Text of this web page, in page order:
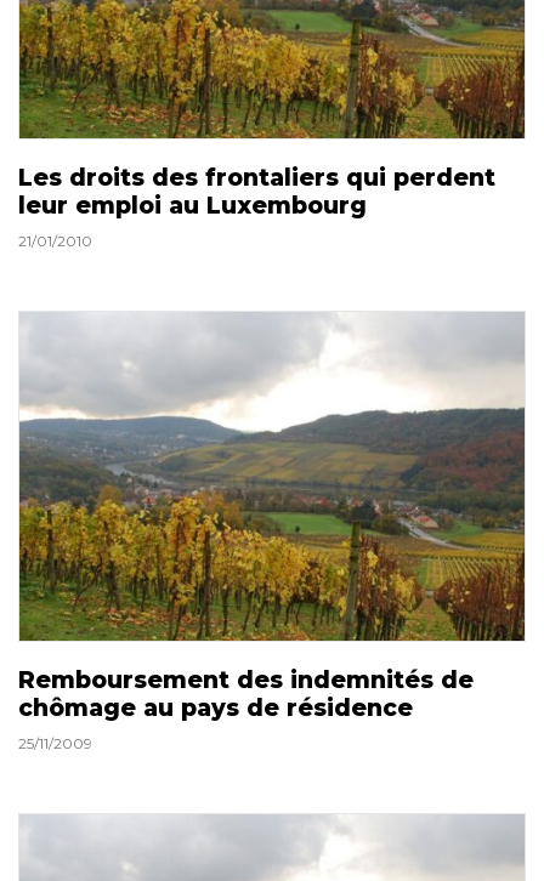
Les droits des frontaliers qui perdent
leur emploi au Luxembourg
21/01/2010
Remboursement des indemnités de
chômage au pays de résidence
25/11/2009